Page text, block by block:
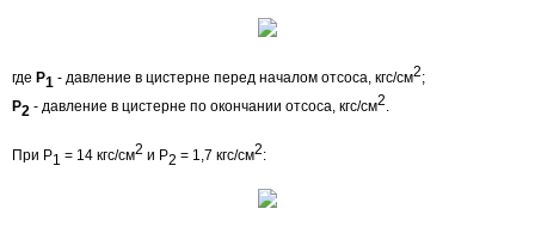
где Р1 - давление в цистерне перед началом отсоса, кгс/см2;
Р2 - давление в цистерне по окончании отсоса, кгс/см2.
При Р1 = 14 кгс/см2 и Р2 = 1,7 кгс/см2: